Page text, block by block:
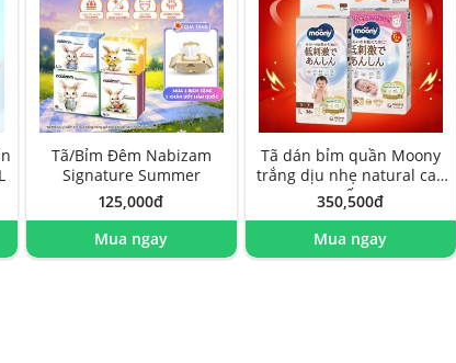
Tã/Bỉm Đêm Nabizam
Signature Summer
125,000đ
Mua ngay
Tã dán bỉm quần Moony
trắng dịu nhẹ natural cao
cấp
350,500đ
Mua ngay